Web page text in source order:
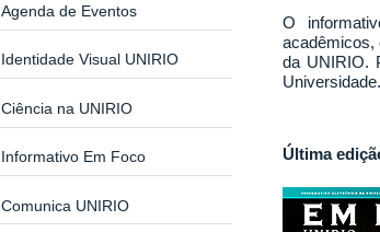
Agenda de Eventos
Identidade Visual UNIRIO
Ciência na UNIRIO
Informativo Em Foco
Comunica UNIRIO
O
acadêmicos,
da UNIRIO.
Universidade.
Última